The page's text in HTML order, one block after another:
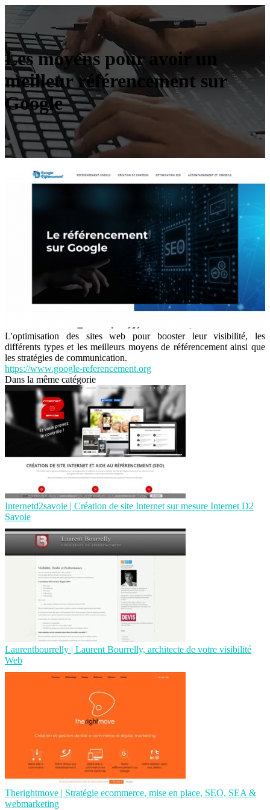
Les moyens pour avoir un
meilleur référencement sur
Google
L'optimisation des sites web pour booster leur visibilité, les
différents types et les meilleurs moyens de référencement ainsi que
les stratégies de communication.
https://www.google-referencement.org
Dans la même catégorie
Internetd2savoie | Création de site Internet sur mesure Internet D2
Savoie
Lau­rentbour­relly | Laurent Bourrelly, architecte de votre visibilité
Web
Therightmo­ve | Stratégie ecommerce, mise en place, SEO, SEA &
web­mar­ke­ting